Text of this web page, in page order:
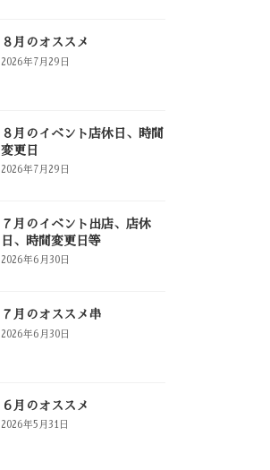
８月のオススメ
2026年7月29日
８月のイベント店休日、時間
変更日
2026年7月29日
７月のイベント出店、店休
日、時間変更日等
2026年6月30日
７月のオススメ串
2026年6月30日
６月のオススメ
2026年5月31日